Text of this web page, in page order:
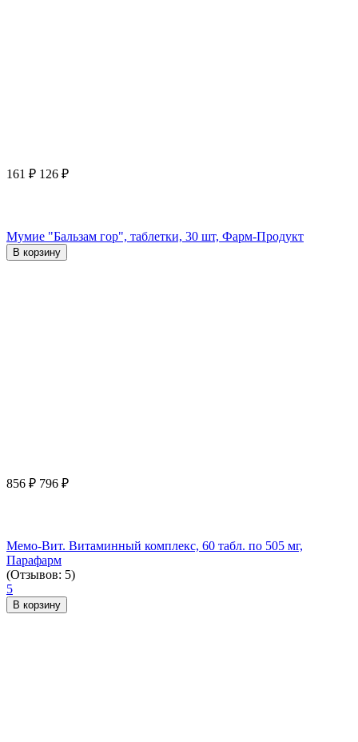
161 ₽ 126 ₽
Мумие "Бальзам гор", таблетки, 30 шт, Фарм-Продукт
В корзину
856 ₽ 796 ₽
Мемо-Вит. Витаминный комплекс, 60 табл. по 505 мг,
Парафарм
(Отзывов: 5)
5
В корзину